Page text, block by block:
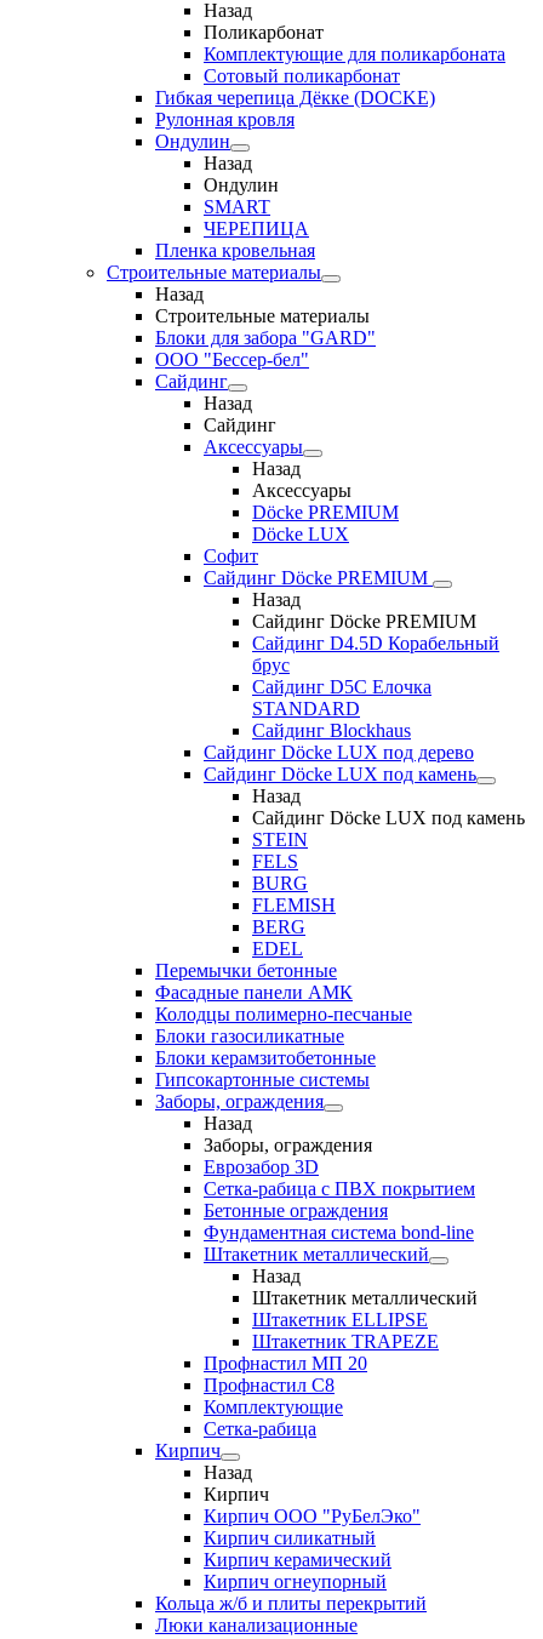
Назад
Поликарбонат
Комплектующие для поликарбоната
Сотовый поликарбонат
Гибкая черепица Дёкке (DOCKE)
Рулонная кровля
Ондулин
Назад
Ондулин
SMART
ЧЕРЕПИЦА
Пленка кровельная
Строительные материалы
Назад
Строительные материалы
Блоки для забора "GARD"
ООО "Бессер-бел"
Сайдинг
Назад
Сайдинг
Аксессуары
Назад
Аксессуары
Döcke PREMIUM
Döcke LUX
Софит
Сайдинг Döcke PREMIUM
Назад
Сайдинг Döcke PREMIUM
Сайдинг D4.5D Корабельный
брус
Сайдинг D5С Елочка
STANDARD
Сайдинг Blockhaus
Сайдинг Döcke LUX под дерево
Сайдинг Döcke LUX под камень
Назад
Сайдинг Döcke LUX под камень
STEIN
FELS
BURG
FLEMISH
BERG
EDEL
Перемычки бетонные
Фасадные панели АМК
Колодцы полимерно-песчаные
Блоки газосиликатные
Блоки керамзитобетонные
Гипсокартонные системы
Заборы, ограждения
Назад
Заборы, ограждения
Еврозабор 3D
Сетка-рабица с ПВХ покрытием
Бетонные ограждения
Фундаментная система bond-line
Штакетник металлический
Назад
Штакетник металлический
Штакетник ELLIPSE
Штакетник TRAPEZE
Профнастил МП 20
Профнастил С8
Комплектующие
Сетка-рабица
Кирпич
Назад
Кирпич
Кирпич ООО "РуБелЭко"
Кирпич силикатный
Кирпич керамический
Кирпич огнеупорный
Кольца ж/б и плиты перекрытий
Люки канализационные